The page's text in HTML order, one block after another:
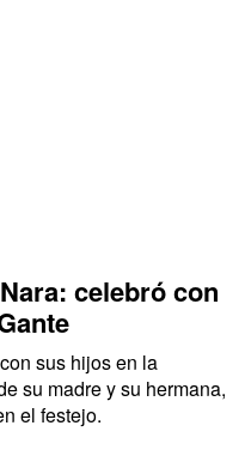
celebró con
sus hijos en la
su madre y su hermana,
el festejo.